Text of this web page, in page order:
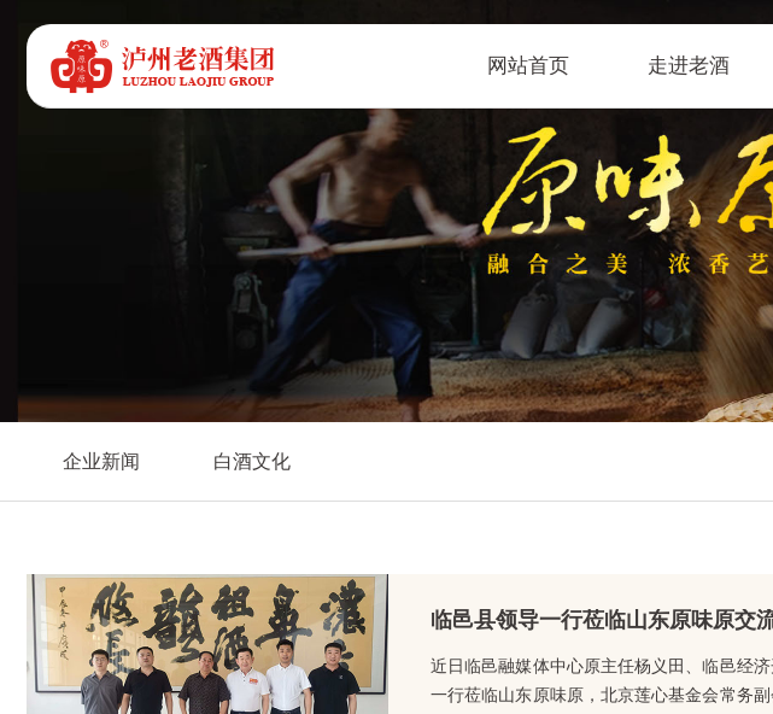
网站首页 走进老酒
企业新闻 白酒文化
临邑县领导一行莅临山东原味原交
近日临邑融媒体中心原主任杨义田、临邑经
一行莅临山东原味原，北京莲心基金会常务